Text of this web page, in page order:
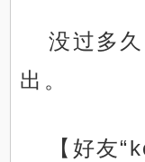
没过多
出。
【好友